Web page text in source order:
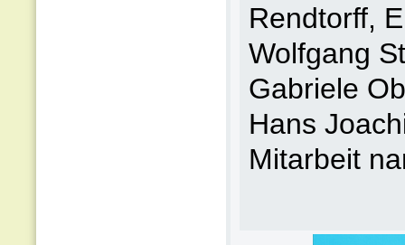
Rendtorff,
Wolfgang
Gabriele
Hans
Mitarbeit